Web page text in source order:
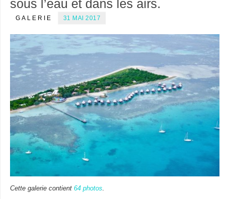
sous l’eau et dans les airs.
GALERIE 31 MAI 2017
Cette galerie contient 64 photos.